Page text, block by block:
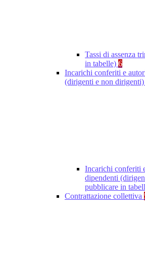
Tassi di assenza
in tabelle) 6
Incarichi conferiti e
(dirigenti e non dirigenti)
Incarichi conferiti
dipendenti
pubblicare in
Contrattazione collettiva